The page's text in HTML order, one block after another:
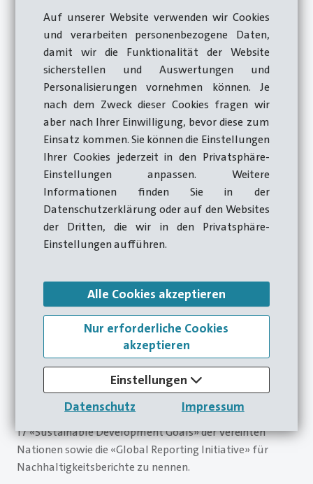
Auf unserer Website verwenden wir Cookies
und verarbeiten personenbezogene Daten,
damit wir die Funktionalität der Website
sicherstellen und Auswertungen und
Personalisierungen vornehmen können. Je
nach dem Zweck dieser Cookies fragen wir
aber nach Ihrer Einwilligung, bevor diese zum
Einsatz kommen. Sie können die Einstellungen
Ihrer Cookies jederzeit in den Privatsphäre-
Einstellungen anpassen. Weitere
Informationen finden Sie in der
Datenschutzerklärung oder auf den Websites
der Dritten, die wir in den Privatsphäre-
Einstellungen aufführen.
Alle Cookies akzeptieren
Nur erforderliche Cookies
akzeptieren
Einstellungen
Datenschutz
Impressum
Eine nachhaltige Unternehmensentwicklung liegt im
Interesse aller. Sie gewährleistet die Zukunftssicherheit
der Firma, sorgt für ein gesundes Arbeitsumfeld und
bringt positive Effekte für Lieferfirmen, Kundinnen und
Massnahmen zur Steigerung der Nachhaltigkeit gibt es
bei Hatebur schon seit vielen Jahren. Der Auf- und
Ausbau eines Managementsystems macht aus diesen
einzelnen Elementen einen klar definierten Weg hin zu
mehr Nachhaltigkeit, mit objektiv nachvollziehbaren und
messbaren Schritten, Etappen und Meilensteinen. In
diesem Sinne sind unsere Zielsetzungen auf Basis
anerkannter Standards definiert. Allen voran sind hier die
17 «Sustainable Development Goals» der Vereinten
Nationen sowie die «Global Reporting Initiative» für
Nachhaltigkeitsberichte zu nennen.